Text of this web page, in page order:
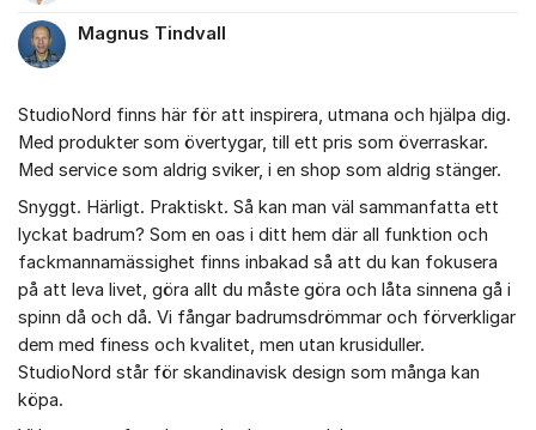
Magnus Tindvall
StudioNord finns här för att inspirera, utmana och hjälpa dig.
Med produkter som övertygar, till ett pris som överraskar.
Med service som aldrig sviker, i en shop som aldrig stänger.
Snyggt. Härligt. Praktiskt. Så kan man väl sammanfatta ett
lyckat badrum? Som en oas i ditt hem där all funktion och
fackmannamässighet finns inbakad så att du kan fokusera
på att leva livet, göra allt du måste göra och låta sinnena gå i
spinn då och då. Vi fångar badrumsdrömmar och förverkligar
dem med finess och kvalitet, men utan krusiduller.
StudioNord står för skandinavisk design som många kan
köpa.